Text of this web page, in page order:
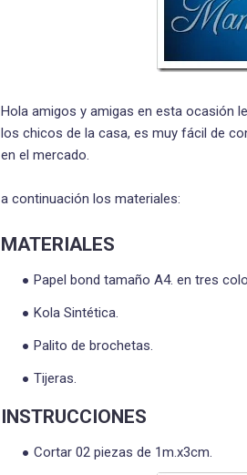
Hola amigos y amigas en esta ocasión
los chicos de la casa, es muy fácil de
en el mercado.
a continuación los materiales:
MATERIALES
Papel bond tamaño A4. en tres
Kola Sintética.
Palito de brochetas.
Tijeras.
INSTRUCCIONES
Cortar 02 piezas de 1m.x3cm.